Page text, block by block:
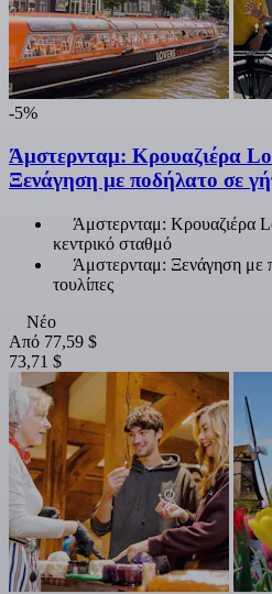
-5%
Άμστερνταμ: Κρουαζιέρα
Ξενάγηση με ποδήλατο σε
Άμστερνταμ: Κρουαζιέρα
κεντρικό σταθμό
Άμστερνταμ: Ξενάγηση με
τουλίπες
Νέο
Από 77,59 $
73,71 $